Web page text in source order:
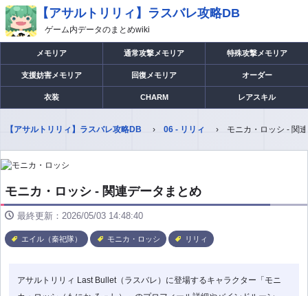
【アサルトリリィ】ラスバレ攻略DB
ゲーム内データのまとめwiki
メモリア 通常攻撃メモリア 特殊攻撃メモリア
支援妨害メモリア 回復メモリア オーダー
衣装 CHARM レアスキル
【アサルトリリィ】ラスバレ攻略DB 06 - リリィ モニカ・ロッシ - 関
モニカ・ロッシ - 関連データまとめ
最終更新：2026/05/03 14:48:40
エイル（秦祀隊） モニカ・ロッシ リリィ
アサルトリリィ Last Bullet（ラスバレ）に登場するキャラクター「モニ